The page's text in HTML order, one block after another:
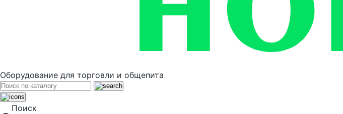
Оборудование для торговли и общепита
Поиск